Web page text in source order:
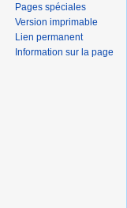
Pages spéciales
Version imprimable
Lien permanent
Information sur la page